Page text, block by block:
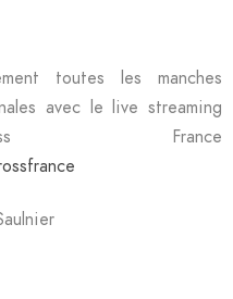
toutes les manches
avec le live streaming
France